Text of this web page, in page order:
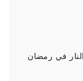
في رمضان